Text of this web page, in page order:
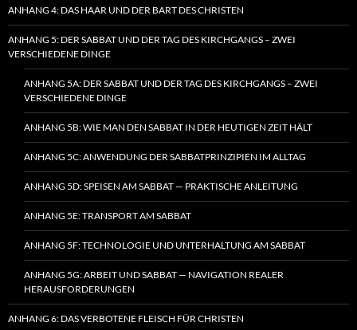
ANHANG 4: DAS HAAR UND DER BART DES CHRISTEN
ANHANG 5: DER SABBAT UND DER TAG DES KIRCHGANGS – ZWEI
VERSCHIEDENE DINGE
ANHANG 5A: DER SABBAT UND DER TAG DES KIRCHGANGS – ZWEI
VERSCHIEDENE DINGE
ANHANG 5B: WIE MAN DEN SABBAT IN DER HEUTIGEN ZEIT HÄLT
ANHANG 5C: ANWENDUNG DER SABBATPRINZIPIEN IM ALLTAG
ANHANG 5D: SPEISEN AM SABBAT — PRAKTISCHE ANLEITUNG
ANHANG 5E: TRANSPORT AM SABBAT
ANHANG 5F: TECHNOLOGIE UND UNTERHALTUNG AM SABBAT
ANHANG 5G: ARBEIT UND SABBAT — NAVIGATION REALER
HERAUSFORDERUNGEN
ANHANG 6: DAS VERBOTENE FLEISCH FÜR CHRISTEN